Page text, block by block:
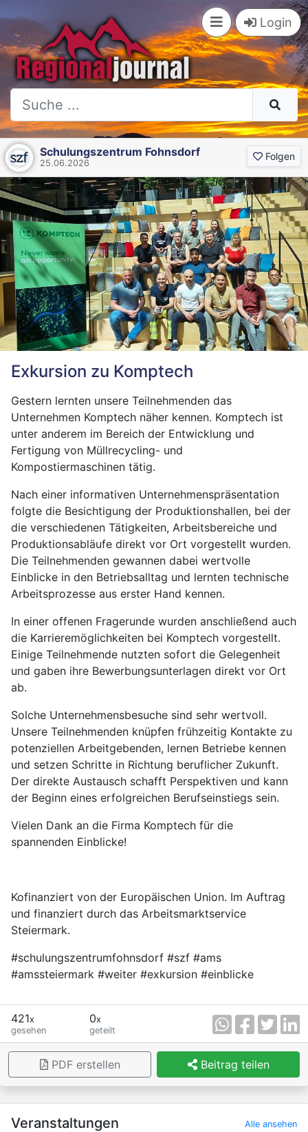
Login
Schulungszentrum Fohnsdorf
25.06.2026
Folgen
Exkursion zu Komptech
Gestern lernten unsere Teilnehmenden das
Unternehmen Komptech näher kennen. Komptech ist
unter anderem im Bereich der Entwicklung und
Fertigung von Müllrecycling- und
Kompostiermaschinen tätig.
Nach einer informativen Unternehmenspräsentation
folgte die Besichtigung der Produktionshallen, bei der
die verschiedenen Tätigkeiten, Arbeitsbereiche und
Produktionsabläufe direkt vor Ort vorgestellt wurden.
Die Teilnehmenden gewannen dabei wertvolle
Einblicke in den Betriebsalltag und lernten technische
Arbeitsprozesse aus erster Hand kennen.
In einer offenen Fragerunde wurden anschließend auch
die Karrieremöglichkeiten bei Komptech vorgestellt.
Einige Teilnehmende nutzten sofort die Gelegenheit
und gaben ihre Bewerbungsunterlagen direkt vor Ort
ab.
Solche Unternehmensbesuche sind sehr wertvoll.
Unsere Teilnehmenden knüpfen frühzeitig Kontakte zu
potenziellen Arbeitgebenden, lernen Betriebe kennen
und setzen Schritte in Richtung beruflicher Zukunft.
Der direkte Austausch schafft Perspektiven und kann
der Beginn eines erfolgreichen Berufseinstiegs sein.
Vielen Dank an die Firma Komptech für die
spannenden Einblicke!
Kofinanziert von der Europäischen Union. Im Auftrag
und finanziert durch das Arbeitsmarktservice
Steiermark.
#schulungszentrumfohnsdorf #szf #ams
#amssteiermark #weiter #exkursion #einblicke
421x
gesehen
0x
geteilt
PDF erstellen Beitrag teilen
×
Veranstaltungen Alle ansehen